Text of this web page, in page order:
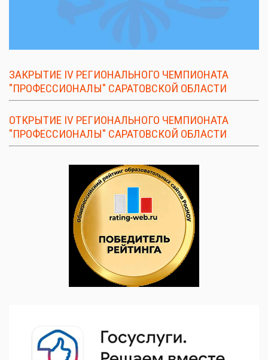
ЗАКРЫТИЕ IV РЕГИОНАЛЬНОГО ЧЕМПИОНАТА
"ПРОФЕССИОНАЛЫ" САРАТОВСКОЙ ОБЛАСТИ
ОТКРЫТИЕ IV РЕГИОНАЛЬНОГО ЧЕМПИОНАТА
"ПРОФЕССИОНАЛЫ" САРАТОВСКОЙ ОБЛАСТИ